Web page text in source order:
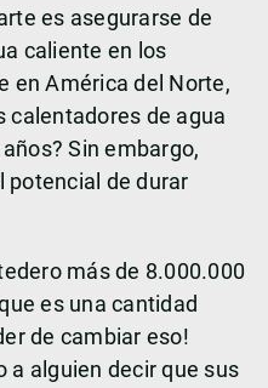
es asegurarse de
caliente en los
en América del Norte,
calentadores de agua
Sin embargo,
potencial de durar
más de 8.000.000
es una cantidad
de cambiar eso!
a alguien decir que sus